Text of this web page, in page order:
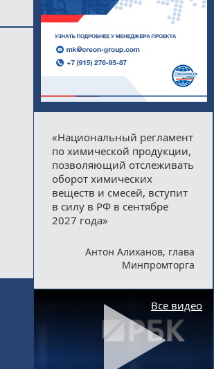
«Национальный регламент
по химической продукции,
позволяющий отслеживать
оборот химических
веществ и смесей, вступит
в силу в РФ в сентябре
2027 года»
Антон Алиханов, глава
Минпромторга
Все видео